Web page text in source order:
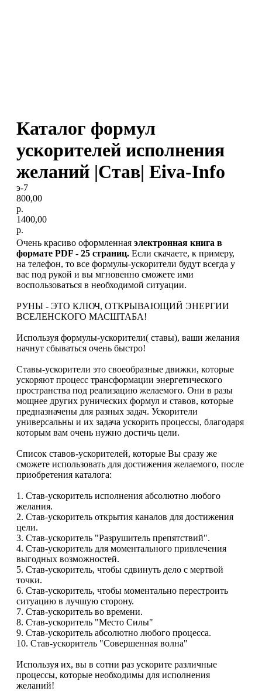
Каталог формул
ускорителей исполнения
желаний |Cтав| Eiva-Info
э-7
800,00
р.
1400,00
р.
Очень красиво оформленная электронная книга в
формате PDF - 25 страниц. Если скачаете, к примеру,
на телефон, то все формулы-ускорители будут всегда у
вас под рукой и вы мгновенно сможете ими
воспользоваться в необходимой ситуации.
РУНЫ - ЭТО КЛЮЧ, ОТКРЫВАЮЩИЙ ЭНЕРГИИ
ВСЕЛЕНСКОГО МАСШТАБА!
Используя формулы-ускорители( ставы), ваши желания
начнут сбываться очень быстро!
Ставы-ускорители это своеобразные движки, которые
ускоряют процесс трансформации энергетического
пространства под реализацию желаемого. Они в разы
мощнее других рунических формул и ставов, которые
предназначены для разных задач. Ускорители
универсальны и их задача ускорить процессы, благодаря
которым вам очень нужно достичь цели.
Список ставов-ускорителей, которые Вы сразу же
сможете использовать для достижения желаемого, после
приобретения каталога:
1. Став-ускоритель исполнения абсолютно любого
желания.
2. Став-ускоритель открытия каналов для достижения
цели.
3. Став-ускоритель "Разрушитель препятствий".
4. Став-ускоритель для моментального привлечения
выгодных возможностей.
5. Став-ускоритель, чтобы сдвинуть дело с мертвой
точки.
6. Став-ускоритель, чтобы моментально перестроить
ситуацию в лучшую сторону.
7. Став-ускоритель во времени.
8. Став-ускоритель "Место Силы"
9. Став-ускоритель абсолютно любого процесса.
10. Став-ускоритель "Совершенная волна"
Используя их, вы в сотни раз ускорите различные
процессы, которые необходимы для исполнения
желаний!